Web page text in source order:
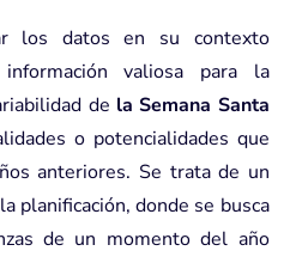
los datos en su contexto
valiosa para la
de la Semana Santa
o potencialidades que
anteriores. Se trata de un
planificación, donde se busca
de un momento del año